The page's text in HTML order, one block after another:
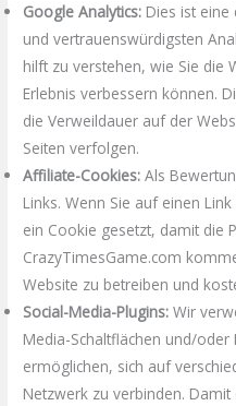
Google Analytics: Dies ist
und vertrauenswürdigsten
hilft zu verstehen, wie Sie die
Erlebnis verbessern können.
die Verweildauer auf der
Seiten verfolgen.
Affiliate-Cookies: Als
Links. Wenn Sie auf einen
ein Cookie gesetzt, damit die
CrazyTimesGame.com
Website zu betreiben und
Social-Media-Plugins: Wir
Media-Schaltflächen und/oder
ermöglichen, sich auf
Netzwerk zu verbinden.